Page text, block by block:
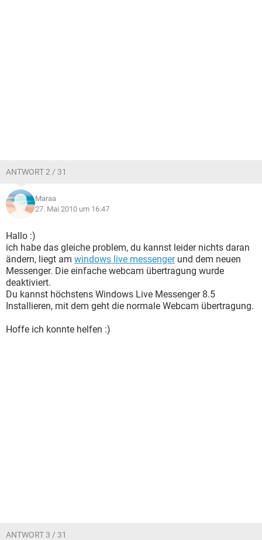
ANTWORT 2 / 31
Maraa
27. Mai 2010 um 16:47
Hallo :)
ich habe das gleiche problem, du kannst leider nichts daran
ändern, liegt am windows live messengerund dem neuen
Messenger. Die einfache webcam übertragung wurde
deaktiviert.
Du kannst höchstens Windows Live Messenger 8.5
Installieren, mit dem geht die normale Webcam übertragung.
Hoffe ich konnte helfen :)
ANTWORT 3 / 31